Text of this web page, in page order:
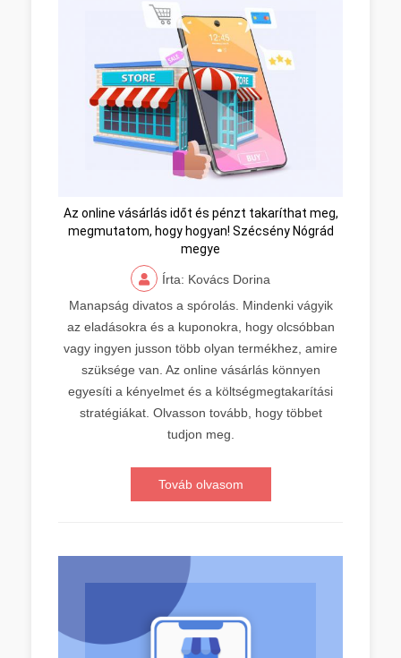
Az online vásárlás időt és pénzt takaríthat meg,
megmutatom, hogy hogyan! Szécsény Nógrád
megye
Írta: Kovács Dorina
Manapság divatos a spórolás. Mindenki vágyik
az eladásokra és a kuponokra, hogy olcsóbban
vagy ingyen jusson több olyan termékhez, amire
szüksége van. Az online vásárlás könnyen
egyesíti a kényelmet és a költségmegtakarítási
stratégiákat. Olvasson tovább, hogy többet
tudjon meg.
Továb olvasom